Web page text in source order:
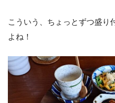
こういう、ちょっとずつ盛り
よね！